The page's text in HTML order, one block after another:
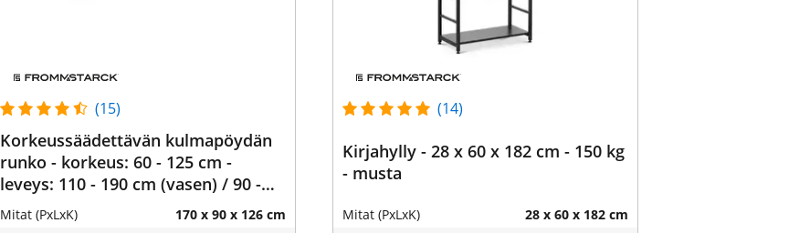
(15)
Korkeussäädettävän kulmapöydän
runko - korkeus: 60 - 125 cm -
leveys: 110 - 190 cm (vasen) / 90 -
150 cm (oikea) - kulma 90° - 150 kg
Mitat (PxLxK) 170 x 90 x 126 cm
(14)
Kirjahylly - 28 x 60 x 182 cm - 150 kg
- musta
Mitat (PxLxK) 28 x 60 x 182 cm